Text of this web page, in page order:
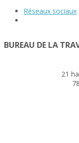
Réseaux sociaux
BUREAU DE LA
21